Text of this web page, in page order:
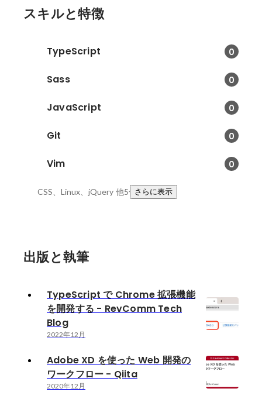
スキルと特徴
TypeScript 0
Sass 0
JavaScript 0
Git 0
Vim 0
CSS、Linux、jQuery 他5件さらに表示
出版と執筆
TypeScript で Chrome 拡張機能
を開発する - RevComm Tech
Blog
2022年12月
Adobe XD を使った Web 開発の
ワークフロー - Qiita
2020年12月